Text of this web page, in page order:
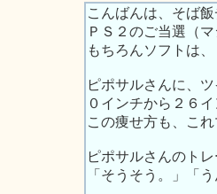
こんばんは、そば
ＰＳ２のご当選（
もちろんソフトは
ピポサルさんに、
０インチから２６
この痩せ方も、これ
ピポサルさんのト
「そうそう。」「う